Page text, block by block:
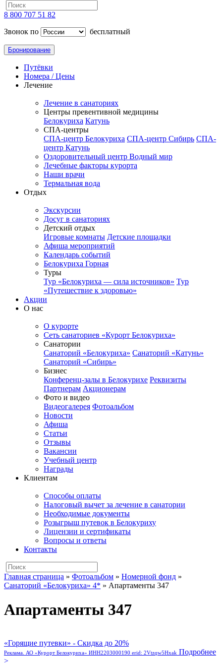
8 800 707 51 82
Звонок по
бесплатный
Бронирование
Путёвки
Номера / Цены
Лечение
Лечение в санаториях
Центры превентивной медицины
Белокуриха Катунь
СПА-центры
СПА-центр Белокуриха СПА-центр Сибирь СПА-
центр Катунь
Оздоровительный центр Водный мир
Лечебные факторы курорта
Наши врачи
Термальная вода
Отдых
Экскурсии
Досуг в санаториях
Детский отдых
Игровые комнаты Детские площадки
Афиша мероприятий
Календарь событий
Белокуриха Горная
Туры
Тур «Белокуриха — сила источников» Тур
«Путешествие к здоровью»
Акции
О нас
О курорте
Сеть санаториев «Курорт Белокуриха»
Санатории
Санаторий «Белокуриха» Санаторий «Катунь»
Санаторий «Сибирь»
Бизнес
Конференц-залы в Белокурихе Реквизиты
Партнерам Акционерам
Фото и видео
Видеогалерея Фотоальбом
Новости
Афиша
Статьи
Отзывы
Вакансии
Учебный центр
Награды
Клиентам
Способы оплаты
Налоговый вычет за лечение в санатории
Необходимые документы
Розыгрыш путевок в Белокуриху
Лицензии и сертификаты
Вопросы и ответы
Контакты
Главная страница » Фотоальбом » Номерной фонд »
Санаторий «Белокуриха» 4* » Апартаменты 347
Апартаменты 347
«Горящие путевки» - Скидка до 20%
Реклама. АО «Курорт Белокуриха» ИНН2203000190 erid: 2Vtzqw5Hxak Подробнее
>